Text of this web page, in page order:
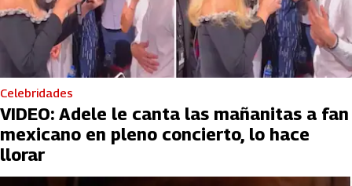
Celebridades
VIDEO: Adele le canta las mañanitas a fan
mexicano en pleno concierto, lo hace
llorar